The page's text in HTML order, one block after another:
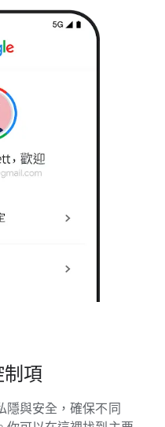
項
與​安全，​確保​不​同